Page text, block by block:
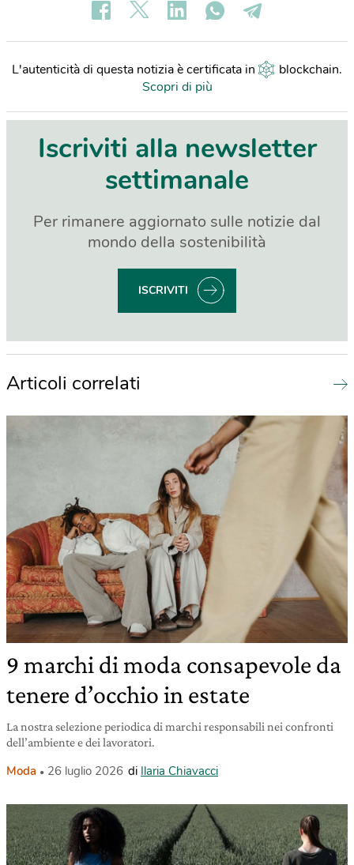
L'autenticità di questa notizia è certificata in blockchain.
Scopri di più
Iscriviti alla newsletter
settimanale
Per rimanere aggiornato sulle notizie dal
mondo della sostenibilità
ISCRIVITI
Articoli correlati
9 marchi di moda consapevole da
tenere d’occhio in estate
La nostra selezione periodica di marchi responsabili nei confronti
dell’ambiente e dei lavoratori.
Moda 26 luglio 2026 di Ilaria Chiavacci